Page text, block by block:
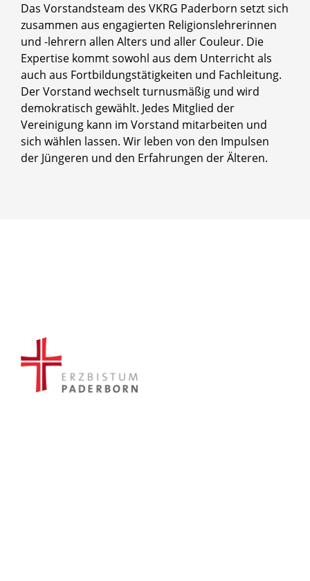
Das Vorstandsteam des VKRG Paderborn setzt sich
zusammen aus engagierten Religionslehrerinnen
und -lehrern allen Alters und aller Couleur. Die
Expertise kommt sowohl aus dem Unterricht als
auch aus Fortbildungstätigkeiten und Fachleitung.
Der Vorstand wechselt turnusmäßig und wird
demokratisch gewählt. Jedes Mitglied der
Vereinigung kann im Vorstand mitarbeiten und
sich wählen lassen. Wir leben von den Impulsen
der Jüngeren und den Erfahrungen der Älteren.